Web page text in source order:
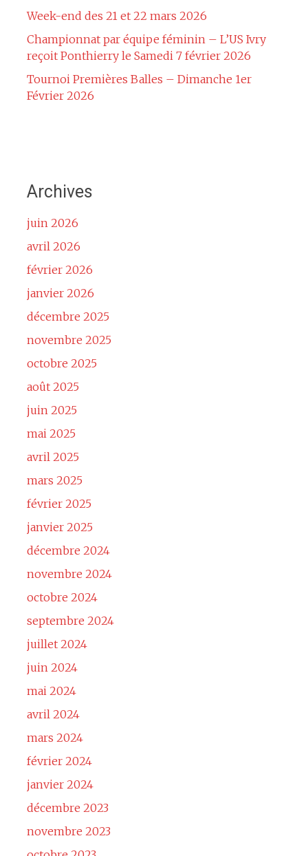
Week-end des 21 et 22 mars 2026
Championnat par équipe féminin – L’US Ivry
reçoit Ponthierry le Samedi 7 février 2026
Tournoi Premières Balles – Dimanche 1er
Février 2026
Archives
juin 2026
avril 2026
février 2026
janvier 2026
décembre 2025
novembre 2025
octobre 2025
août 2025
juin 2025
mai 2025
avril 2025
mars 2025
février 2025
janvier 2025
décembre 2024
novembre 2024
octobre 2024
septembre 2024
juillet 2024
juin 2024
mai 2024
avril 2024
mars 2024
février 2024
janvier 2024
décembre 2023
novembre 2023